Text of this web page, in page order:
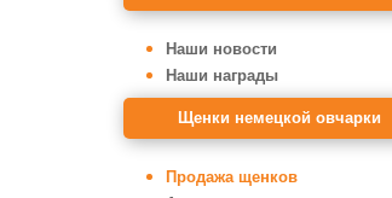
Наши новости
Наши награды
Щенки немецкой овчарки
Продажа щенков